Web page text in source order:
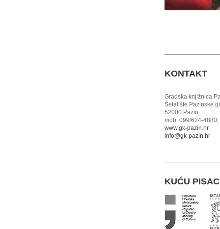
KONTAKT
Gradska knjižnica
Šetalište Pazinske
52000 Pazin
mob. 099/624-
www.gk-pazin.hr
info@gk-pazin.hr
KUĆU